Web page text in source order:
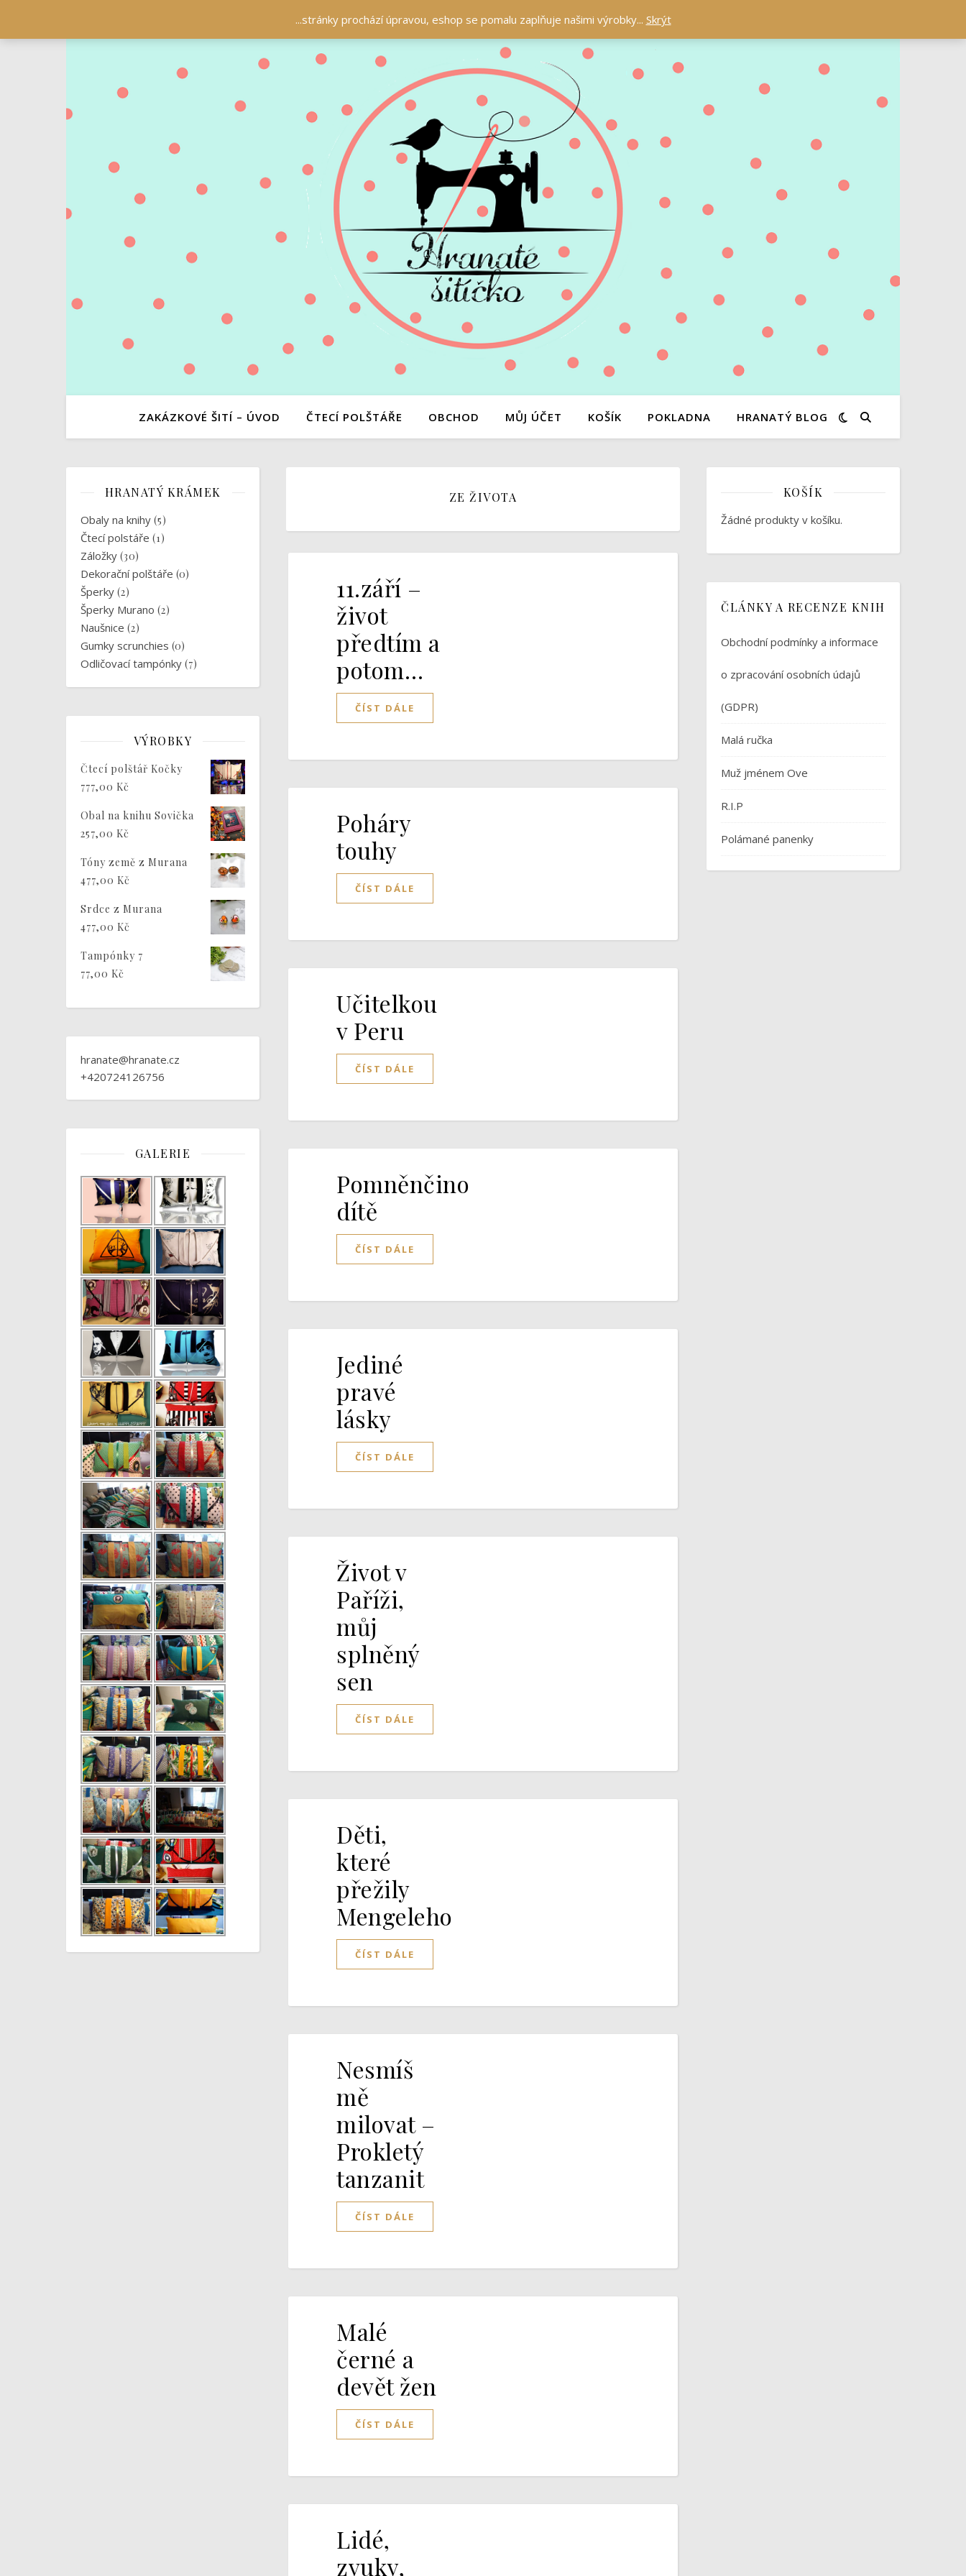
ZAKÁZKOVÉ ŠITÍ – ÚVOD ČTECÍ POLŠTÁŘE OBCHOD MŮJ ÚČET KOŠÍK POKLADNA HRANATÝ BLOG
HRANATÝ KRÁMEK
Obaly na knihy (5)
Čtecí polstáře (1)
Záložky (30)
Dekorační polštáře (0)
Šperky (2)
Šperky Murano (2)
Naušnice (2)
Gumky scrunchies (0)
Odličovací tampónky (7)
VÝROBKY
Čtecí polštář Kočky
777,00 Kč
Obal na knihu Sovička
257,00 Kč
Tóny země z Murana
477,00 Kč
Srdce z Murana
477,00 Kč
Tampónky 7
77,00 Kč
hranate@hranate.cz
+420724126756
GALERIE
ZE ŽIVOTA
11.září –
život
předtím a
potom…
ČÍST DÁLE
Poháry
touhy
ČÍST DÁLE
Učitelkou
v Peru
ČÍST DÁLE
Pomněnčino
dítě
ČÍST DÁLE
Jediné
pravé
lásky
ČÍST DÁLE
Život v
Paříži,
můj
splněný
sen
ČÍST DÁLE
Děti,
které
přežily
Mengeleho
ČÍST DÁLE
Nesmíš
mě
milovat –
Prokletý
tanzanit
ČÍST DÁLE
Malé
černé a
devět žen
ČÍST DÁLE
Lidé,
zvuky,
KOŠÍK
Žádné produkty v košíku.
ČLÁNKY A RECENZE KNIH
Obchodní podmínky a informace
o zpracování osobních údajů
(GDPR)
Malá ručka
Muž jménem Ove
R.I.P
Polámané panenky
...stránky prochází úpravou, eshop se pomalu zaplňuje našimi výrobky... Skrýt